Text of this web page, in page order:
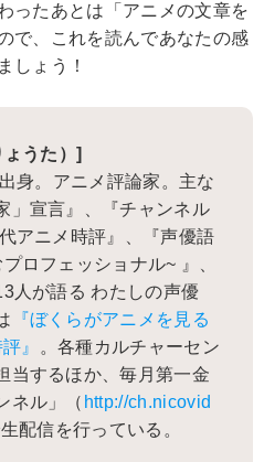
ったあとは「アニメの文章を
で、これを読んであなたの感
しょう！
うた）]
身。アニメ評論家。主な
」宣言』、『チャンネル
アニメ時評』、『声優語
ロフェッショナル~ 』、
人が語る わたしの声優
『ぼくらがアニメを見る
』
。各種カルチャーセン
当するほか、毎月第一金
ネル」（ http://ch.nicovid
配信を行っている。